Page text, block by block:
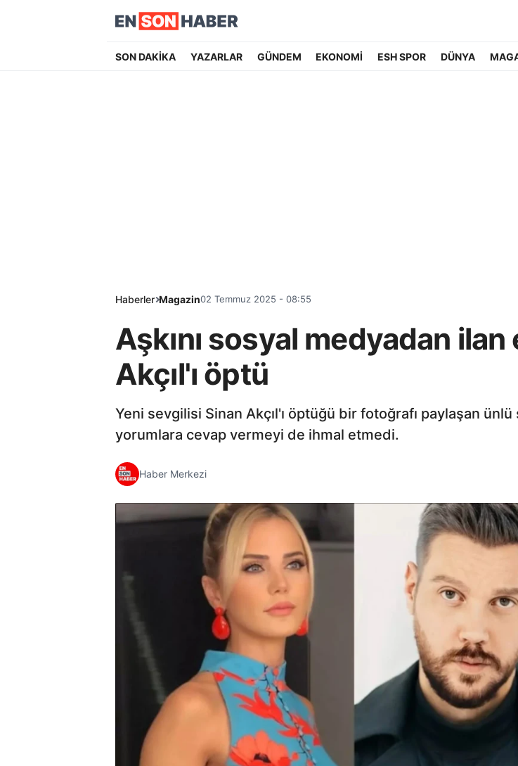
SON DAKİKA YAZARLAR GÜNDEM EKONOMİ ESH SPOR DÜNYA
Haberler Magazin02 Temmuz 2025 - 08:55
Aşkını sosyal medyadan
Akçıl'ı öptü
Yeni sevgilisi Sinan Akçıl'ı öptüğü bir fotoğrafı paylaşan
yorumlara cevap vermeyi de ihmal etmedi.
Haber Merkezi